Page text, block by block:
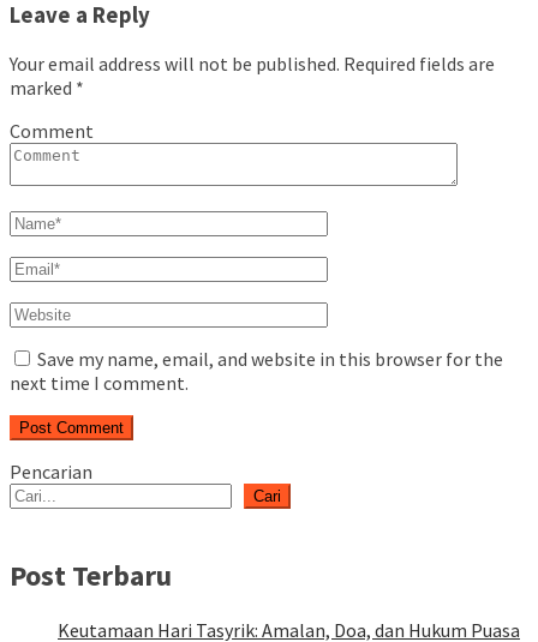
Leave a Reply
Your email address will not be published. Required fields are
marked *
Comment
Save my name, email, and website in this browser for the
next time I comment.
Pencarian
Cari
Post Terbaru
Keutamaan Hari Tasyrik: Amalan, Doa, dan Hukum Puasa